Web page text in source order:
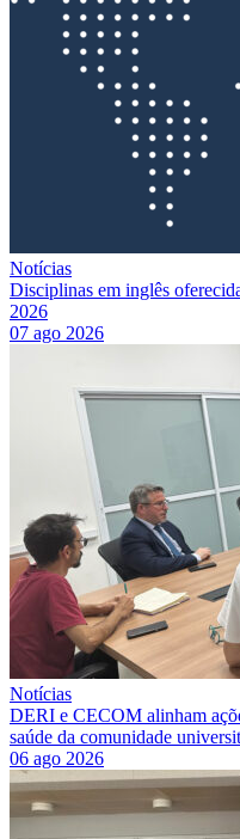
Notícias
Disciplinas em inglês
2026
07 ago 2026
Notícias
DERI e CECOM alinham
saúde da comunidade
06 ago 2026